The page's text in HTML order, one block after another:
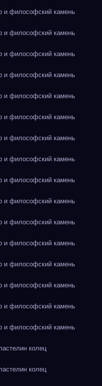
и философский камень
и философский камень
и философский камень
и философский камень
и философский камень
и философский камень
и философский камень
и философский камень
и философский камень
и философский камень
и философский камень
и философский камень
и философский камень
и философский камень
и философский камень
и философский камень
колец
колец